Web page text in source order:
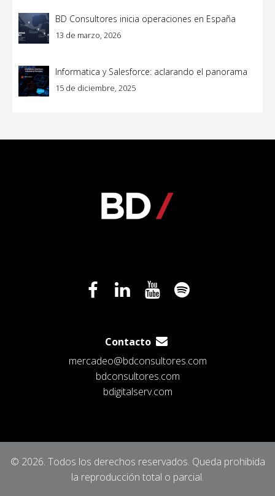
BD Consultores inicia operaciones en España
13 de marzo, 2026
Informatica y Salesforce: aclarando el panorama
15 de diciembre, 2025
Contacto
mercadeo@bdconsultores.com
bdconsultores.com
bdigitalserv.com
© 2026. Todos los derechos reservados. Queda prohibida
la reproducción total o parcial.